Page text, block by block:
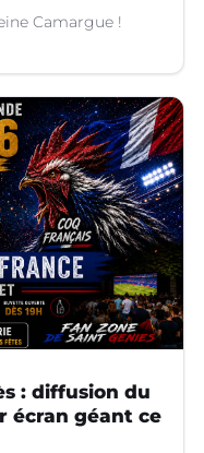
Camargue !
: diffusion du
écran géant ce